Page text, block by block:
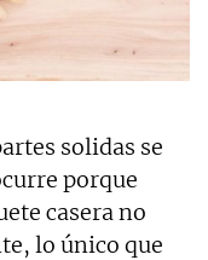
solidas se
porque
casera no
lo único que